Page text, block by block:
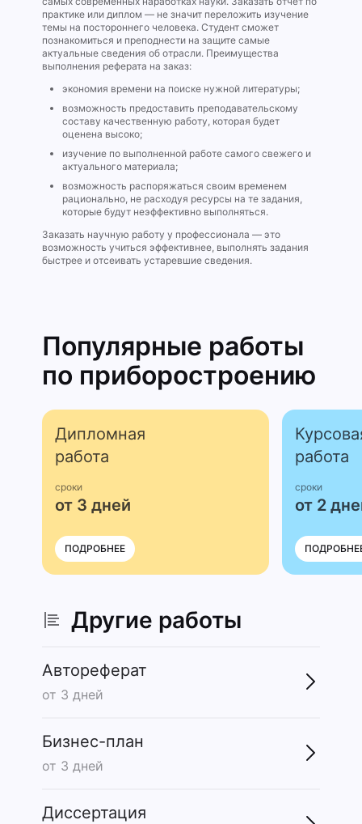
практике или диплом — не значит переложить изучение
темы на постороннего человека. Студент сможет
познакомиться и преподнести на защите самые
актуальные сведения об отрасли. Преимущества
выполнения реферата на заказ:
экономия времени на поиске нужной литературы;
возможность предоставить преподавательскому
составу качественную работу, которая будет
оценена высоко;
изучение по выполненной работе самого свежего и
актуального материала;
возможность распоряжаться своим временем
рационально, не расходуя ресурсы на те задания,
которые будут неэффективно выполняться.
Заказать научную работу у профессионала — это
возможность учиться эффективнее, выполнять задания
быстрее и отсеивать устаревшие сведения.
Популярные работы
по приборост­роению
Дипломная
работа
сроки
от 3 дней
ПОДРОБНЕЕ
работа
сроки
от 2
Другие работы
Автореферат
от 3 дней
Бизнес-план
от 3 дней
Диссертация